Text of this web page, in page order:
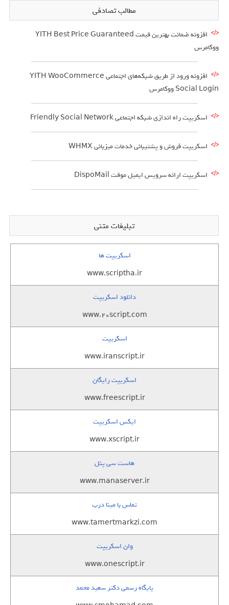
مطالب تصادفی
افزونه ضمانت بهترین قیمت YITH Best Price Guaranteed
ووکامرس
افزونه ورود از طریق شبکه‌های اجتماعی YITH WooCommerce
Social Login ووکامرس
اسکریپت راه اندازی شبکه اجتماعی Friendly Social Network
اسکریپت فروش و پشتیبانی خدمات میزبانی WHMX
اسکریپت ارائه سرویس ایمیل موقت DispoMail
تبلیغات متنی
اسکریپت ها
www.scriptha.ir
دانلود اسکریپت
www.20script.com
اسکریپت
www.iranscript.ir
اسکریپت رایگان
www.freescript.ir
ایکس اسکریپت
www.xscript.ir
هاست سی پنل
www.manaserver.ir
تماس با مینا درب
www.tamertmarkzi.com
وان اسکریپت
www.onescript.ir
پایگاه رسمی دکتر سعید محمد